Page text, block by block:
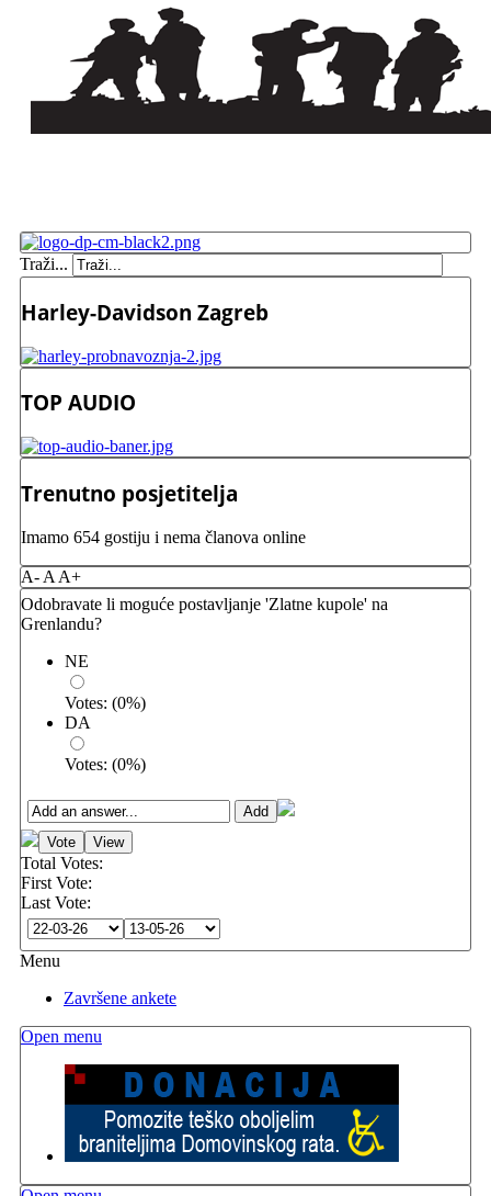
Traži...
Harley-Davidson Zagreb
TOP AUDIO
Trenutno posjetitelja
Imamo 654 gostiju i nema članova online
A- A A+
Odobravate li moguće postavljanje 'Zlatne kupole' na
Grenlandu?
NE
Votes: (0%)
DA
Votes: (0%)
Total Votes:
First Vote:
Last Vote:
Menu
Završene ankete
Open menu